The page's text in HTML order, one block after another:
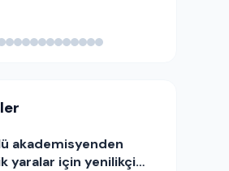
akademisyenden